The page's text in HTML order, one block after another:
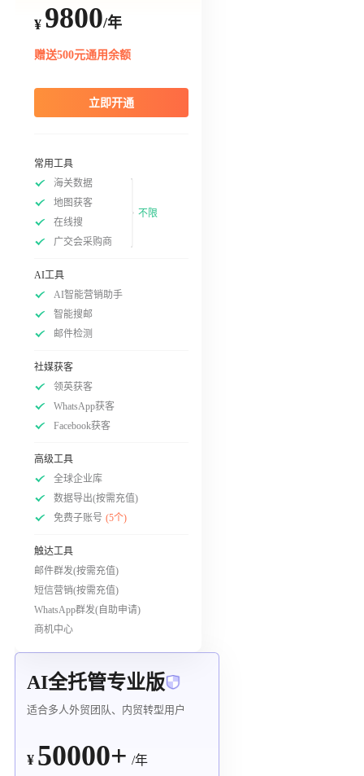
¥ 9800/年
赠送500元通用余额
立即开通
常用工具
海关数据
地图获客
在线搜
广交会采购商
不限
AI工具
AI智能营销助手
智能搜邮
邮件检测
社媒获客
领英获客
WhatsApp获客
Facebook获客
高级工具
全球企业库
数据导出(按需充值)
免费子账号 (5个)
触达工具
邮件群发(按需充值)
短信营销(按需充值)
WhatsApp群发(自助申请)
商机中心
AI全托管专业版
适合多人外贸团队、内贸转型用户
¥ 50000+ /年